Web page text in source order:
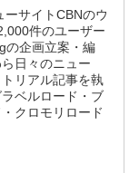
サイトCBNのウ
件のユーザー
の企画立案・編
日々のニュー
リアル記事を執
ベルロード・ブ
クロモリロード